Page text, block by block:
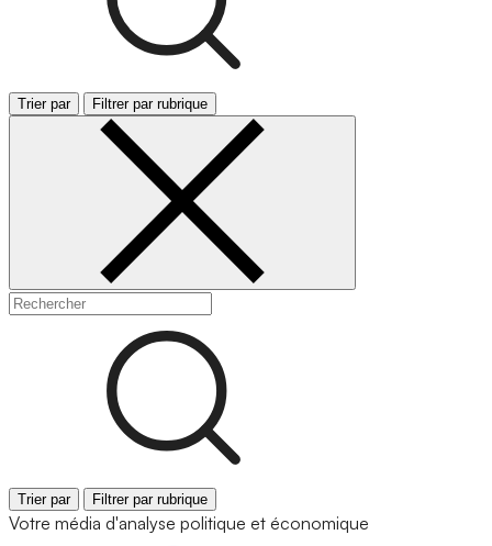
Trier par Filtrer par rubrique
Trier par Filtrer par rubrique
Votre média d'analyse politique et économique